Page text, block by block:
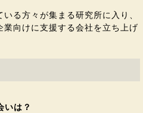
る方々が集まる研究所に入り、
向けに支援する会社を立ち上げ
いは？